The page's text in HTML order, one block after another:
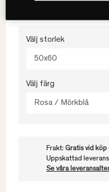
Välj storlek
50x60
Välj färg
Rosa / Mörkblå
Frakt: Gratis vid
Uppskattad
Se våra